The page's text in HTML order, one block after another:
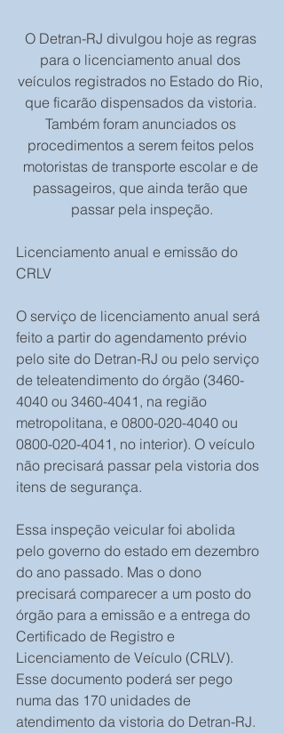
O Detran-RJ divulgou hoje as regras
para o licenciamento anual dos
veículos registrados no Estado do Rio,
que ficarão dispensados da vistoria.
Também foram anunciados os
procedimentos a serem feitos pelos
motoristas de transporte escolar e de
passageiros, que ainda terão que
passar pela inspeção.
Licenciamento anual e emissão do
CRLV
O serviço de licenciamento anual será
feito a partir do agendamento prévio
pelo site do Detran-RJ ou pelo serviço
de teleatendimento do órgão (3460-
4040 ou 3460-4041, na região
metropolitana, e 0800-020-4040 ou
0800-020-4041, no interior). O veículo
não precisará passar pela vistoria dos
itens de segurança.
Essa inspeção veicular foi abolida
pelo governo do estado em dezembro
do ano passado. Mas o dono
precisará comparecer a um posto do
órgão para a emissão e a entrega do
Certificado de Registro e
Licenciamento de Veículo (CRLV).
Esse documento poderá ser pego
numa das 170 unidades de
atendimento da vistoria do Detran-RJ.